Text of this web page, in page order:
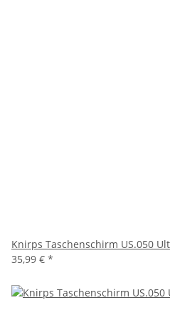
Knirps Taschenschirm US.050
35,99 € *